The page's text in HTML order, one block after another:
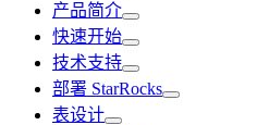
产品简介
快速开始
技术支持
部署 StarRocks
表设计